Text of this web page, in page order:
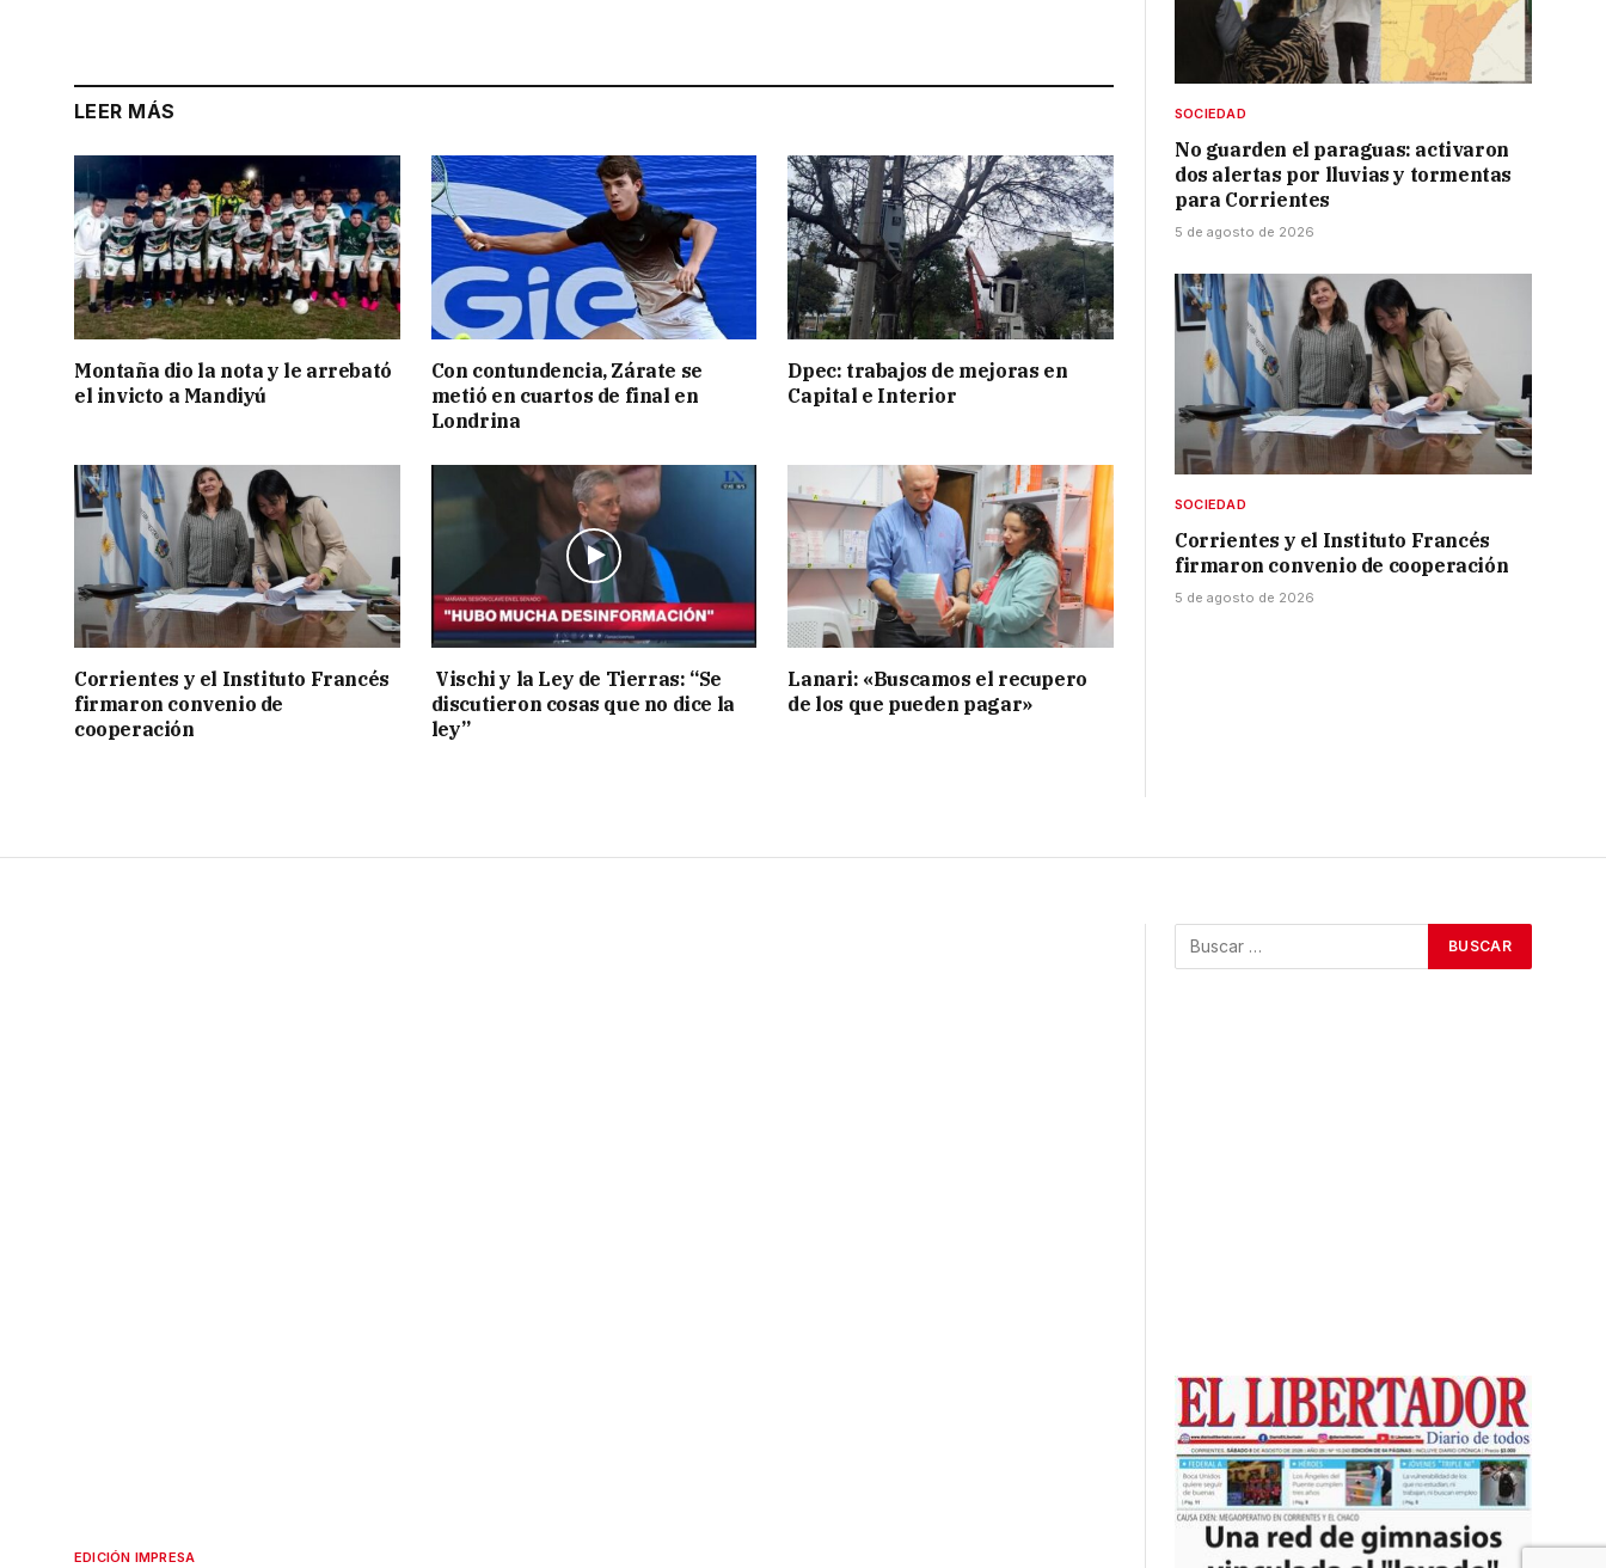
LEER MÁS
Montaña dio la nota y le arrebató
el invicto a Mandiyú
Con contundencia, Zárate se
metió en cuartos de final en
Londrina
Dpec: trabajos de mejoras en
Capital e Interior
Corrientes y el Instituto Francés
firmaron convenio de
cooperación
Vischi y la Ley de Tierras: “Se
discutieron cosas que no dice la
ley”
Lanari: «Buscamos el recupero
de los que pueden pagar»
SOCIEDAD
No guarden el paraguas: activaron
dos alertas por lluvias y tormentas
para Corrientes
5 de agosto de 2026
SOCIEDAD
Corrientes y el Instituto Francés
firmaron convenio de cooperación
5 de agosto de 2026
EDICIÓN IMPRESA